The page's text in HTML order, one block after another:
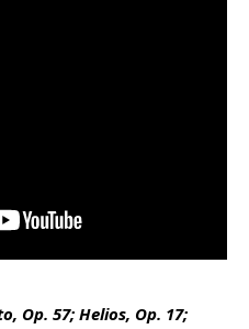
Op. 57; Helios, Op. 17;